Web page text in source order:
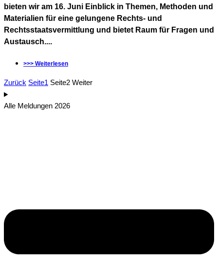
bieten wir am 16. Juni Einblick in Themen, Methoden und
Materialien für eine gelungene Rechts- und
Rechtsstaatsvermittlung und bietet Raum für Fragen und
Austausch....
>>> Weiterlesen
Zurück Seite1 Seite2 Weiter
Alle Meldungen 2026